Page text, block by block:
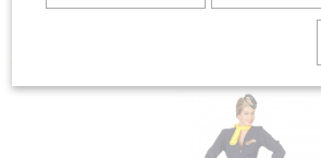
Ook interessant